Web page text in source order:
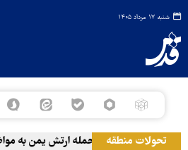
شنبه ۱۷ مرداد ۱۴۰۵
تحولات منطقهحمله ارتش یمن به